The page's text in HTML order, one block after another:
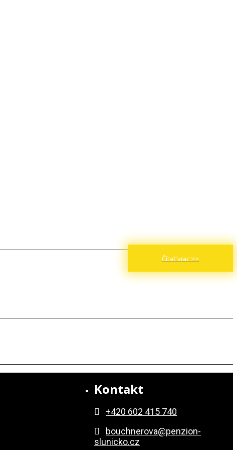
Čítať viac >>
Kontakt
+420 602 415 740
bouchnerova@penzion-
slunicko.cz